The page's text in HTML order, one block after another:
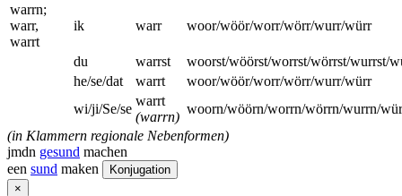
warrn;
warr,
warrt
ik warr woor/wöör/worr/wörr/wurr/würr
du warrst
woorst/wöörst/worrst/wörrst/wurrst/
he/se/dat
warrt
woor/wöör/worr/wörr/wurr/würr
wi/ji/Se/se
warrt
(warrn)
woorn/wöörn/worrn/wörrn/wurrn/
(in Klammern regionale Nebenformen)
jmdn gesund machen
een sund maken
Konjugation
×